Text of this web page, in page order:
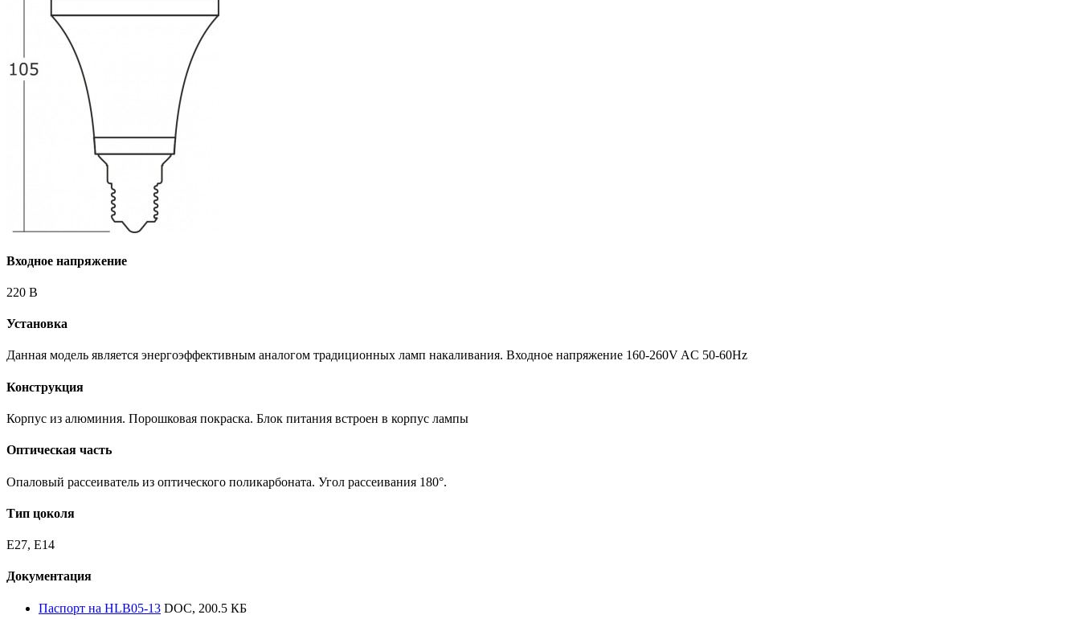
Входное напряжение
220 В
Установка
Данная модель является энергоэффективным аналогом традиционных ламп накаливания. Входное напряжение 160-260V AC 50-60Hz
Конструкция
Корпус из алюминия. Порошковая покраска. Блок питания встроен в корпус лампы
Оптическая часть
Опаловый рассеиватель из оптического поликарбоната. Угол рассеивания 180°.
Тип цоколя
E27, E14
Документация
Паспорт на HLB05-13 DOC, 200.5 КБ